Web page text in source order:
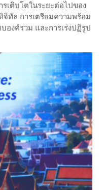
เติบโตในระยะต่อไปของ
ทัล การเตรียมความพร้อม
องค์รวม และการเร่งปฏิรูป